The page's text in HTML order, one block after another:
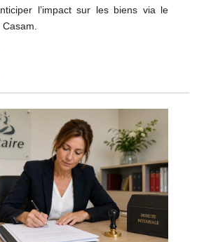
l’impact sur les biens via le